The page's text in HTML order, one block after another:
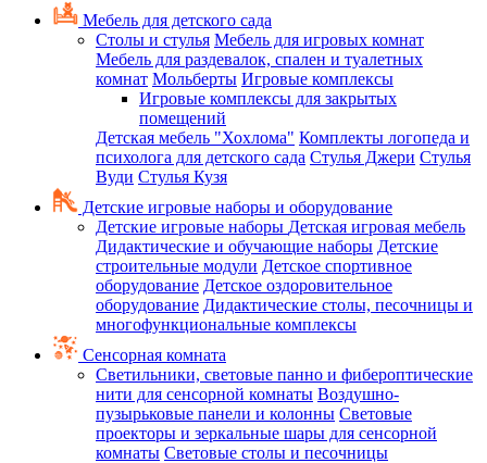
Мебель для детского сада
Столы и стулья Мебель для игровых комнат
Мебель для раздевалок, спален и туалетных
комнат Мольберты Игровые комплексы
Игровые комплексы для закрытых
помещений
Детская мебель "Хохлома" Комплекты логопеда и
психолога для детского сада Стулья Джери Стулья
Вуди Стулья Кузя
Детские игровые наборы и оборудование
Детские игровые наборы Детская игровая мебель
Дидактические и обучающие наборы Детские
строительные модули Детское спортивное
оборудование Детское оздоровительное
оборудование Дидактические столы, песочницы и
многофункциональные комплексы
Сенсорная комната
Светильники, световые панно и фибероптические
нити для сенсорной комнаты Воздушно-
пузырьковые панели и колонны Световые
проекторы и зеркальные шары для сенсорной
комнаты Световые столы и песочницы